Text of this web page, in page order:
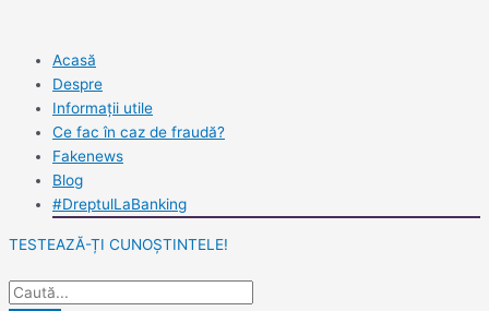
contentAcasă
Despre
Informații utile
Ce fac în caz de fraudă?
Fakenews
Blog
#DreptulLaBanking
TESTEAZĂ-ȚI CUNOȘTINTELE!